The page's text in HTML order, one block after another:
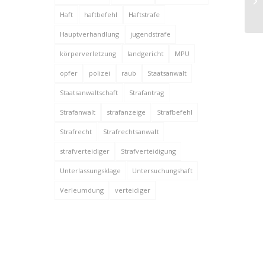
Haft haftbefehl Haftstrafe
Hauptverhandlung jugendstrafe
körperverletzung landgericht MPU
opfer polizei raub Staatsanwalt
Staatsanwaltschaft Strafantrag
Strafanwalt strafanzeige Strafbefehl
Strafrecht Strafrechtsanwalt
strafverteidiger Strafverteidigung
Unterlassungsklage Untersuchungshaft
Verleumdung verteidiger